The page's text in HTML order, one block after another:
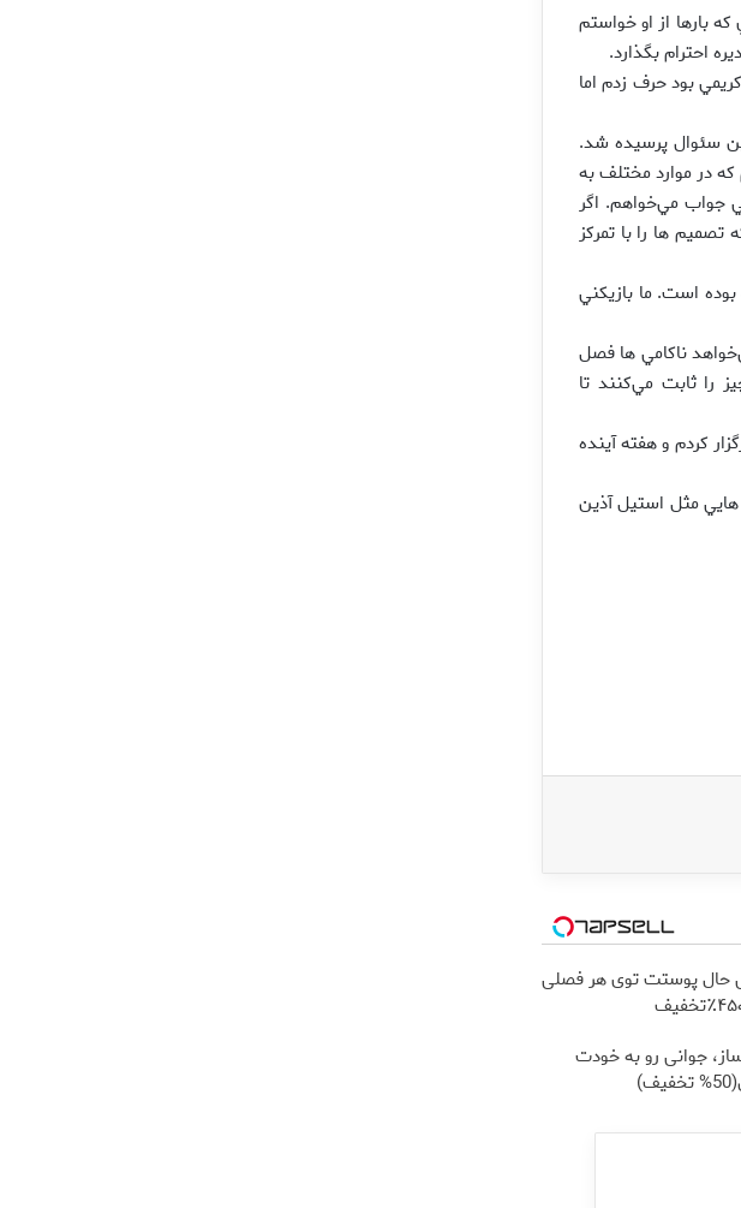
بارها از او خواستم
احترام بگذارد.
بود حرف زدم اما
سئوال پرسيده شد.
در موارد مختلف به
جواب مي‌خواهم. اگر
ها را با تمركز
است. ما بازيكني
ناكامي ها فصل
را ثابت مي‌كنند تا
كردم و هفته آينده
مثل استيل آذين
حال پوستت توی هر فصلی
جوانی رو به خودت